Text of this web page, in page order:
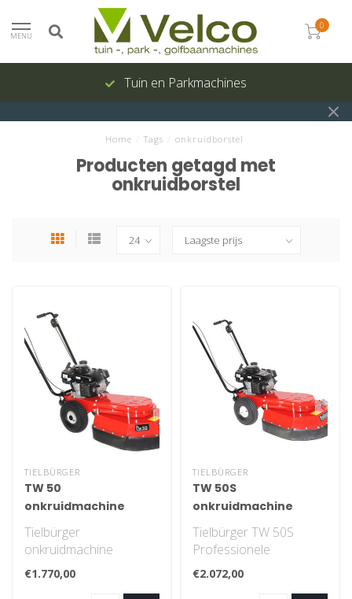
MENU
0
Tuin en Parkmachines
Home Tags onkruidborstel
Producten getagd met
onkruidborstel
TIELBÜRGER
TW 50
onkruidmachine
Tielbürger
onkruidmachine
€1.770,00
TIELBÜRGER
TW 50S
onkruidmachine
Tielbürger TW 50S
Professionele
onkruidborstel made in
Germany..
€2.072,00